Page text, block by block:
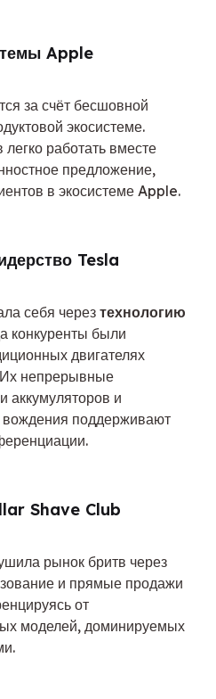
Apple
за счёт бесшовной
экосистеме.
работать вместе
предложение,
в экосистеме Apple.
Tesla
себя через технологию
конкуренты были
двигателях
Их непрерывные
аккумуляторов и
поддерживают
Shave Club
рынок бритв через
и прямые продажи
от
моделей, доминируемых